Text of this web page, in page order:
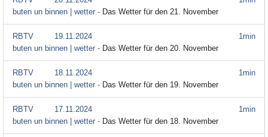
buten un binnen | wetter - Das Wetter für den 21. November
1min
RBTV
19.11.2024
buten un binnen | wetter - Das Wetter für den 20. November
1min
RBTV
18.11.2024
buten un binnen | wetter - Das Wetter für den 19. November
1min
RBTV
17.11.2024
buten un binnen | wetter - Das Wetter für den 18. November